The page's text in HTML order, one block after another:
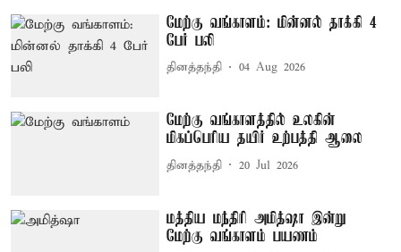
மேற்கு வங்காளம்: மின்னல் தாக்கி 4
பேர் பலி
தினத்தந்தி 04 Aug 2026
மேற்கு வங்காளத்தில் உலகின்
மிகப்பெரிய தயிர் உற்பத்தி ஆலை
தினத்தந்தி 20 Jul 2026
மத்திய மந்திரி அமித்ஷா இன்று
மேற்கு வங்காளம் பயணம்